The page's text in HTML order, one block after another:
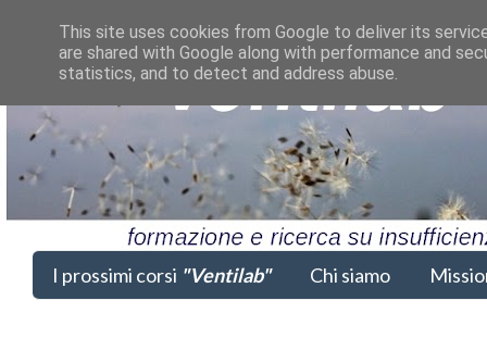
I prossimi corsi "Ventilab" Chi siamo
This site uses cookies from Google to deliver its
are shared with Google along with performance and
statistics, and to detect and address abuse.